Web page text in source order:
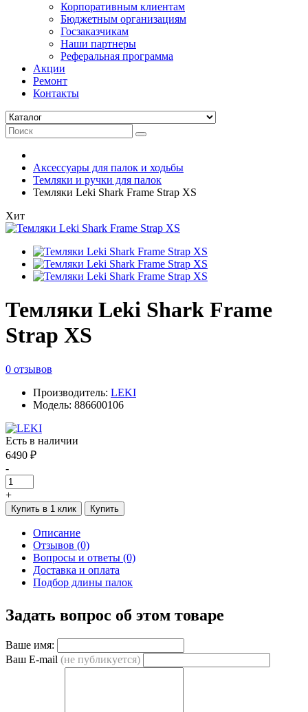
Корпоративным клиентам
Бюджетным организациям
Госзаказчикам
Наши партнеры
Реферальная программа
Акции
Ремонт
Контакты
Аксессуары для палок и ходьбы
Темляки и ручки для палок
Темляки Leki Shark Frame Strap XS
Хит
Темляки Leki Shark Frame
Strap XS
0 отзывов
Производитель: LEKI
Модель: 886600106
Есть в наличии
6490 ₽
-
+
Купить в 1 клик Купить
Описание
Отзывов (0)
Вопросы и ответы (0)
Доставка и оплата
Подбор длины палок
Задать вопрос об этом товаре
Ваше имя:
Ваш E-mail (не публикуется)